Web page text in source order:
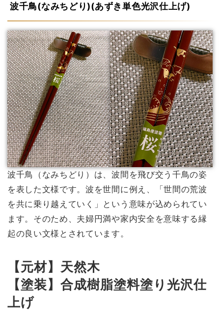
波千鳥(なみちどり)(あずき単色光沢仕上げ)
波千鳥（なみちどり）は、波間を飛び交う千鳥の姿
を表した文様です。波を世間に例え、「世間の荒波
を共に乗り越えていく」という意味が込められてい
ます。そのため、夫婦円満や家内安全を意味する縁
起の良い文様とされています。
【元材】天然木
【塗装】合成樹脂塗料塗り光沢仕
上げ